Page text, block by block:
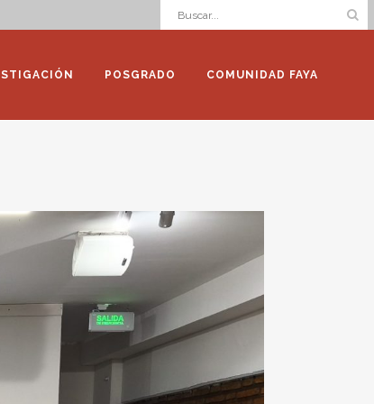
POSGRADO COMUNIDAD FAYA